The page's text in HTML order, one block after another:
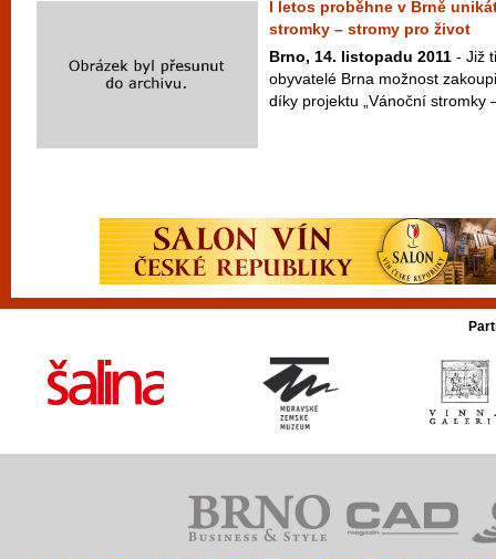
I letos proběhne v Brně
stromky – stromy pro život
Brno, 14. listopadu 2011 - Již
obyvatelé Brna možnost
díky projektu „Vánoční stromky